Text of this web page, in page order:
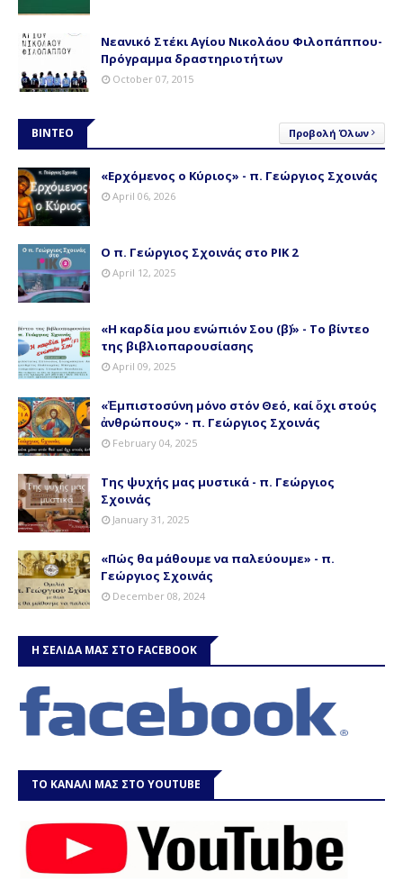
Νεανικό Στέκι Αγίου Νικολάου Φιλοπάππου-
Πρόγραμμα δραστηριοτήτων
October 07, 2015
ΒΙΝΤΕΟ Προβολή Όλων
«Ερχόμενος ο Κύριος» - π. Γεώργιος Σχοινάς
April 06, 2026
Ο π. Γεώργιος Σχοινάς στο ΡΙΚ 2
April 12, 2025
«Η καρδία μου ενώπιόν Σου (β΄)» - Το βίντεο
της βιβλιοπαρουσίασης
April 09, 2025
«Ἐμπιστοσύνη μόνο στόν Θεό, καί ὄχι στούς
ἀνθρώπους» - π. Γεώργιος Σχοινάς
February 04, 2025
Της ψυχής μας μυστικά - π. Γεώργιος
Σχοινάς
January 31, 2025
«Πώς θα μάθουμε να παλεύουμε» - π.
Γεώργιος Σχοινάς
December 08, 2024
Η ΣΕΛΙΔΑ ΜΑΣ ΣΤΟ FACEBOOK
ΤΟ ΚΑΝΑΛΙ ΜΑΣ ΣΤΟ YOUTUBE